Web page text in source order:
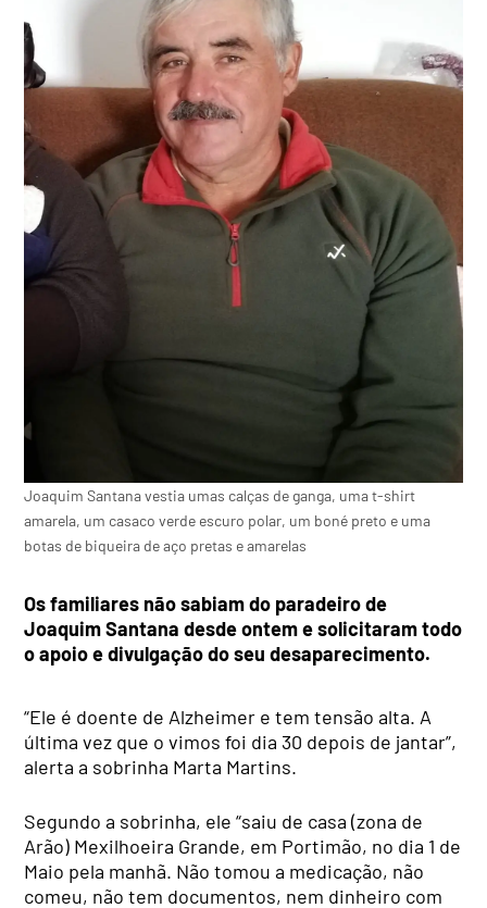
Joaquim Santana vestia umas calças de ganga, uma t-shirt
amarela, um casaco verde escuro polar, um boné preto e uma
botas de biqueira de aço pretas e amarelas
Os familiares não sabiam do paradeiro de
Joaquim Santana desde ontem e solicitaram todo
o apoio e divulgação do seu desaparecimento.
“Ele é doente de Alzheimer e tem tensão alta. A
última vez que o vimos foi dia 30 depois de jantar”,
alerta a sobrinha Marta Martins.
Segundo a sobrinha, ele “saiu de casa (zona de
Arão) Mexilhoeira Grande, em Portimão, no dia 1 de
Maio pela manhã. Não tomou a medicação, não
comeu, não tem documentos, nem dinheiro com